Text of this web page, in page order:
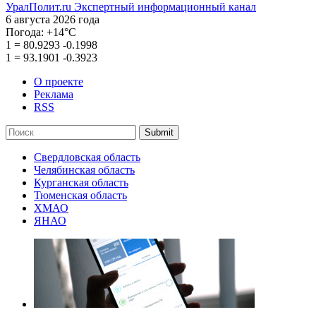
УралПолит.ru Экспертный информационный канал
6 августа 2026 года
Погода: +14°С
1 = 80.9293 -0.1998
1 = 93.1901 -0.3923
О проекте
Реклама
RSS
Submit
Свердловская область
Челябинская область
Курганская область
Тюменская область
ХМАО
ЯНАО